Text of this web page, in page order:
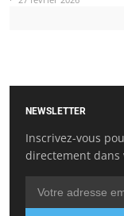
NEWSLETTER
Inscrivez-vous
directement dans